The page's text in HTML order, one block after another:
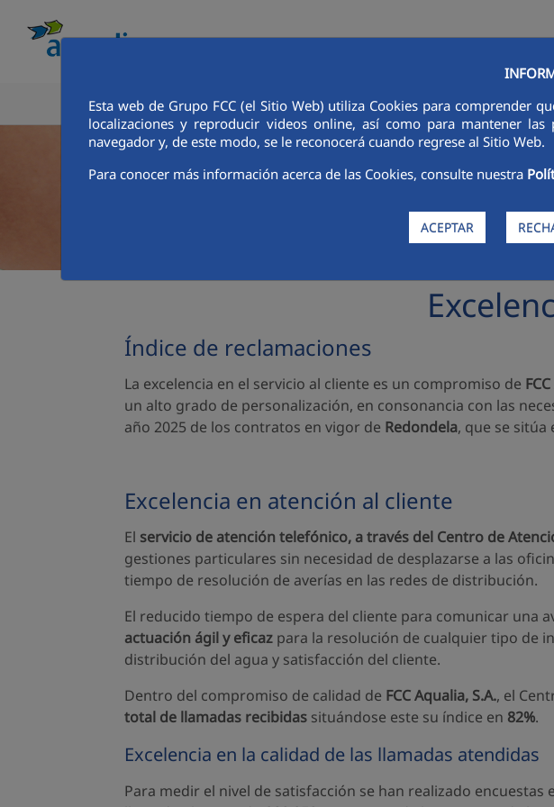
Esta web de Grupo FCC (el Sitio Web) utiliza Cookies para comprender
localizaciones y reproducir videos online, así como para mantener
navegador y, de este modo, se le reconocerá cuando regrese al Sitio Web.
Para conocer más información acerca de las Cookies, consulte nuestra
ACEPTAR
CONOCE AQUALIA ANALISTAS E INVERSORES INNOVACIÓN
Índice de reclamaciones
La excelencia en el servicio al cliente es un compromiso de
un alto grado de personalización, en consonancia con las
año 2025 de los contratos en vigor de Redondela, que se sitúa
Excelencia en atención al cliente
El servicio de atención telefónico, a través del Centro de
gestiones particulares sin necesidad de desplazarse a las
tiempo de resolución de averías en las redes de distribución.
El reducido tiempo de espera del cliente para comunicar una
actuación ágil y eficaz para la resolución de cualquier tipo de
distribución del agua y satisfacción del cliente.
Dentro del compromiso de calidad de FCC Aqualia, S.A., el
total de llamadas recibidas situándose este su índice en 82%.
Excelencia en la calidad de las llamadas atendidas
Para medir el nivel de satisfacción se han realizado